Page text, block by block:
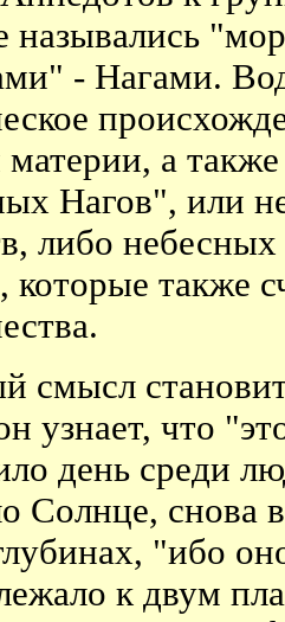
назывались
- Нагами.
материи, а
Нагов", или
либо
которые также
смысл
узнает, что
день среди
Солнце, снова
"ибо
к двум